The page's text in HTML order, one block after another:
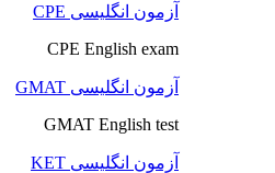
آزمون انگلیسی CPE
CPE English exam
آزمون انگلیسی GMAT
GMAT English test
آزمون انگلیسی KET